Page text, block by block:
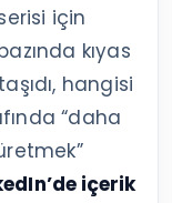
için
kıyas
hangisi
“daha
içerik